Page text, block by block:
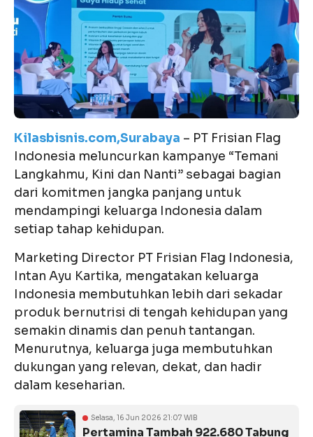
Kilasbisnis.com,Surabaya – PT Frisian Flag
Indonesia meluncurkan kampanye “Temani
Langkahmu, Kini dan Nanti” sebagai bagian
dari komitmen jangka panjang untuk
mendampingi keluarga Indonesia dalam
setiap tahap kehidupan.
Marketing Director PT Frisian Flag Indonesia,
Intan Ayu Kartika, mengatakan keluarga
Indonesia membutuhkan lebih dari sekadar
produk bernutrisi di tengah kehidupan yang
semakin dinamis dan penuh tantangan.
Menurutnya, keluarga juga membutuhkan
dukungan yang relevan, dekat, dan hadir
dalam keseharian.
Selasa, 16 Jun 2026 21:07 WIB
Pertamina Tambah 922.680 Tabung